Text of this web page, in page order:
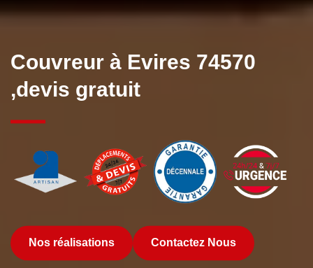
Couvreur à Evires 74570
,devis gratuit
Nos réalisations Contactez Nous